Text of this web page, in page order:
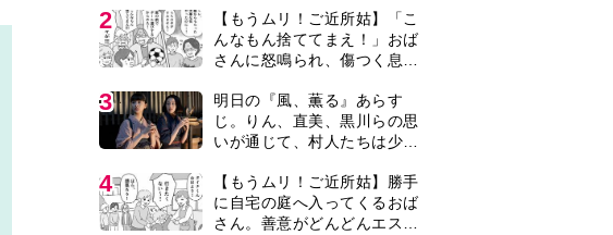
2
【もうムリ！ご近所姑】「こ
んなもん捨ててまえ！」おば
さんに怒鳴られ、傷つく息
【第3話】
3
明日の『風、薫る』あらす
じ。りん、直美、黒川らの思
いが通じて、村人たちは少し
バレあり＞
4
【もうムリ！ご近所姑】勝手
に自宅の庭へ入ってくるおば
さん。善意がどんどんエスカ